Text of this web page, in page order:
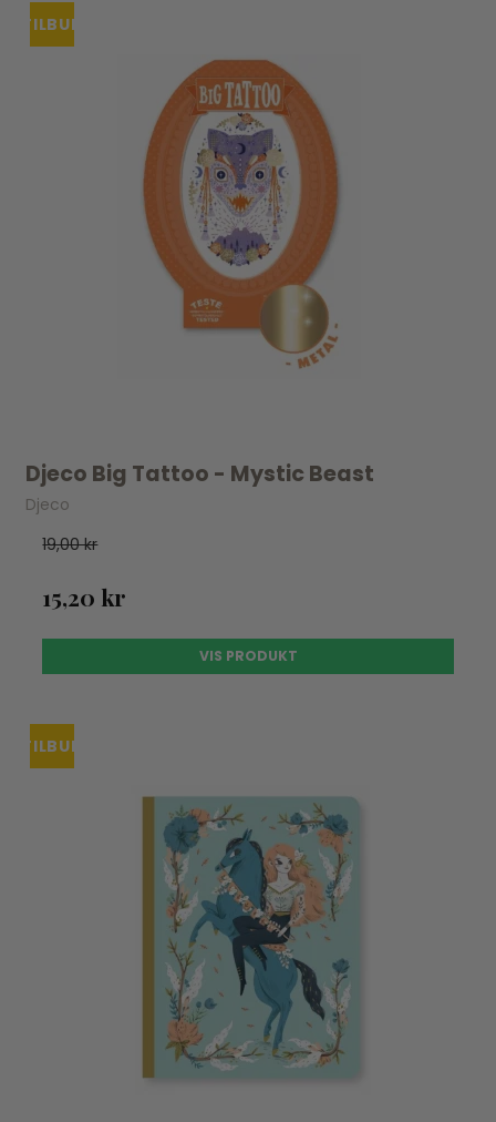
TILBUD
Djeco Big Tattoo - Mystic Beast
Djeco
19,00 kr
15,20 kr
VIS PRODUKT
TILBUD